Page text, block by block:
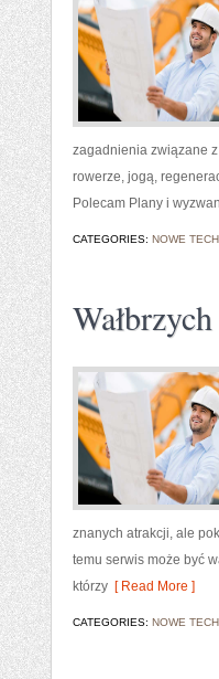
zagadnienia związane
rowerze, jogą,
Polecam Plany i
CATEGORIES: NOWE
Wałbrzych
znanych atrakcji, ale
temu serwis może być
którzy [ Read More ]
CATEGORIES: NOWE